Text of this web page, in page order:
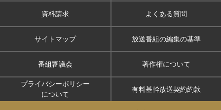
資料請求 よくある質問
サイトマップ 放送番組の編集の基準
番組審議会 著作権について
プライバシーポリシー
について
有料基幹放送契約約款